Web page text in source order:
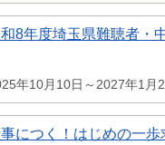
8年度埼玉県難聴者・
年10月10日～2027年1月
につく！はじめの一